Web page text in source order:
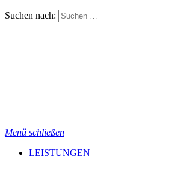
Suchen nach:
Menü schließen
LEISTUNGEN